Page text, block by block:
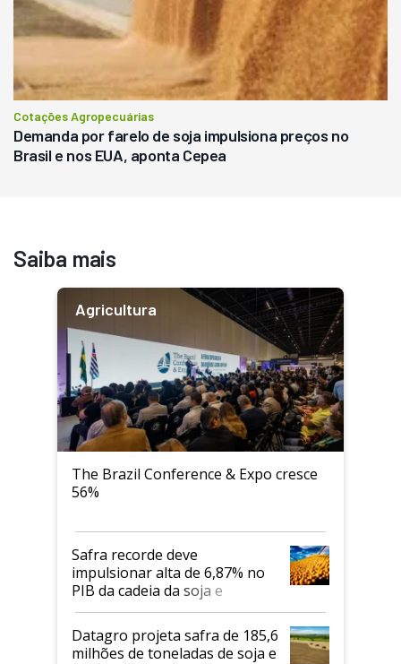
Cotações Agropecuárias
Demanda por farelo de soja impulsiona preços no
Brasil e nos EUA, aponta Cepea
Saiba mais
Agricultura
The Brazil Conference & Expo cresce
56%
Safra recorde deve
impulsionar alta de 6,87% no
PIB da cadeia da soja e
biodiesel em 2026
Datagro projeta safra de 185,6
milhões de toneladas de soja e